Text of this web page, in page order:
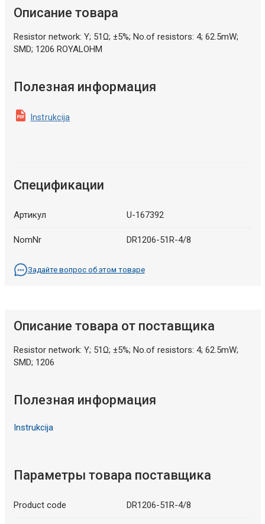
Описание товара
Resistor network: Y; 51Ω; ±5%; No.of resistors: 4; 62.5mW;
SMD; 1206 ROYALOHM
Полезная информация
Instrukcija
Спецификации
Артикул U-167392
NomNr DR1206-51R-4/8
Задайте вопрос об этом товаре
Описание товара от поставщика
Resistor network: Y; 51Ω; ±5%; No.of resistors: 4; 62.5mW;
SMD; 1206
Полезная информация
Instrukcija
Параметры товара поставщика
Product code DR1206-51R-4/8